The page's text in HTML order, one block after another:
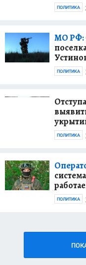
ПОЛИТИКА
МО РФ:
ПОЛИТИКА
ПОЛИТИКА
ПОЛИТИКА